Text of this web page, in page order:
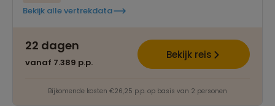
Bekijk alle vertrekdata
22 dagen
vanaf 7.389 p.p.
Bekijk reis
Bijkomende kosten €26,25 p.p. op basis van 2 personen
Best beoordeelde reisroutes
Het grootste reisaanbod
Persoonlijk én deskundig reisadvies